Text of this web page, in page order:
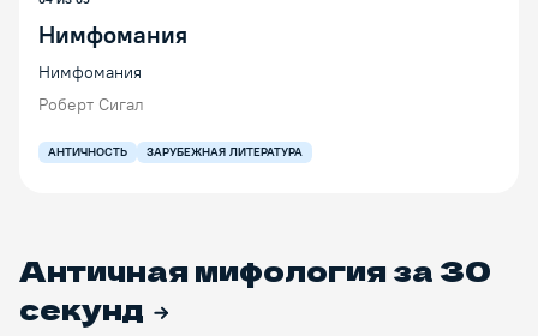
Нимфомания
Нимфомания
Роберт Сигал
АНТИЧНОСТЬ ЗАРУБЕЖНАЯ ЛИТЕРАТУРА
Античная мифология за 30
секунд